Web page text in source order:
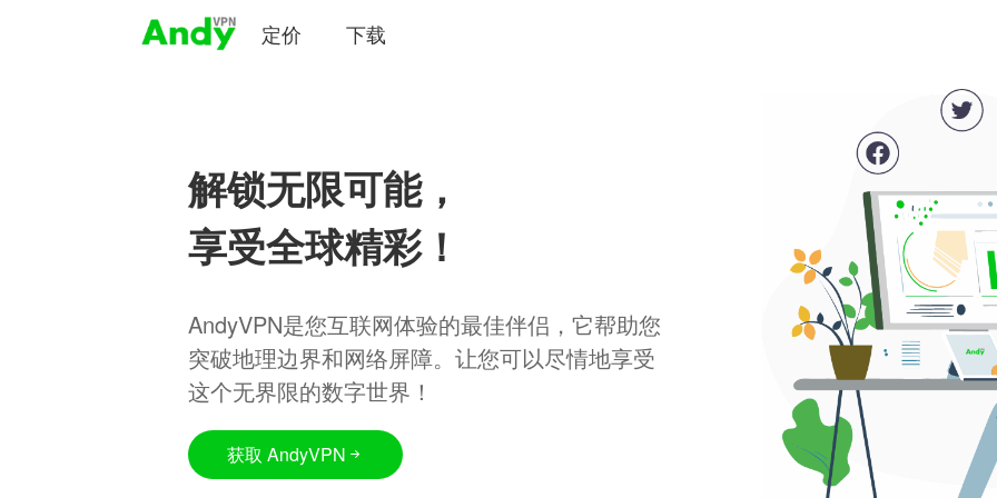
定价 下载
解锁无限可能，
享受全球精彩！
AndyVPN是您互联网体验的最佳伴侣，它帮助您
突破地理边界和网络屏障。让您可以尽情地享受
这个无界限的数字世界！
获取 AndyVPN